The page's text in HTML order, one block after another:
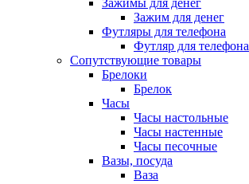
Зажимы для денег
Зажим для денег
Футляры для телефона
Футляр для телефона
Сопутствующие товары
Брелоки
Брелок
Часы
Часы настольные
Часы настенные
Часы песочные
Вазы, посуда
Ваза